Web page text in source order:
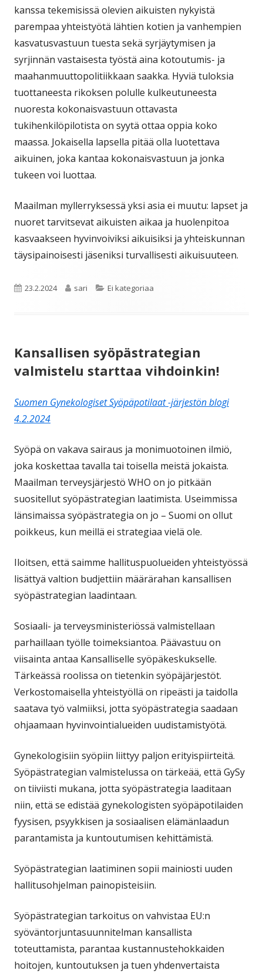
kanssa tekemisissä olevien aikuisten nykyistä
parempaa yhteistyötä lähtien kotien ja vanhempien
kasvatusvastuun tuesta sekä syrjäytymisen ja
syrjinnän vastaisesta työstä aina kotoutumis- ja
maahanmuuttopolitiikkaan saakka. Hyviä tuloksia
tuottaneesta rikoksen polulle kulkeutuneesta
nuoresta kokonaisvastuun ottavasta
tukihenkilöpilotista on syytä ottaa oppia koko
maassa. Jokaisella lapsella pitää olla luotettava
aikuinen, joka kantaa kokonaisvastuun ja jonka
tukeen voi luottaa.
Maailman myllerryksessä yksi asia ei muutu: lapset ja
nuoret tarvitsevat aikuisten aikaa ja huolenpitoa
kasvaakseen hyvinvoiviksi aikuisiksi ja yhteiskunnan
täysipainoisesti jäseniksi turvallisesti aikuisuuteen.
Julkaistu
23.2.2024 Kirjoittaja
sari Kategoriat
Ei kategoriaa
Kansallisen syöpästrategian
valmistelu starttaa vihdoinkin!
Suomen Gynekologiset Syöpäpotilaat -järjestön blogi
4.2.2024
Syöpä on vakava sairaus ja monimuotoinen ilmiö,
joka koskettaa tavalla tai toisella meistä jokaista.
Maailman terveysjärjestö WHO on jo pitkään
suositellut syöpästrategian laatimista. Useimmissa
länsimaissa syöpästrategia on jo – Suomi on ollut
poikkeus, kun meillä ei strategiaa vielä ole.
Iloitsen, että saimme hallituspuolueiden yhteistyössä
lisättyä valtion budjettiin määrärahan kansallisen
syöpästrategian laadintaan.
Sosiaali- ja terveysministeriössä valmistellaan
parhaillaan työlle toimeksiantoa. Päävastuu on
viisainta antaa Kansalliselle syöpäkeskukselle.
Tärkeässä roolissa on tietenkin syöpäjärjestöt.
Verkostomaisella yhteistyöllä on ripeästi ja taidolla
saatava työ valmiiksi, jotta syöpästrategia saadaan
ohjaamaan hyvinvointialueiden uudistamistyötä.
Gynekologisiin syöpiin liittyy paljon erityispiirteitä.
Syöpästrategian valmistelussa on tärkeää, että GySy
on tiiviisti mukana, jotta syöpästrategia laaditaan
niin, että se edistää gynekologisten syöpäpotilaiden
fyysisen, psyykkisen ja sosiaalisen elämänlaadun
parantamista ja kuntoutumisen kehittämistä.
Syöpästrategian laatiminen sopii mainiosti uuden
hallitusohjelman painopisteisiin.
Syöpästrategian tarkoitus on vahvistaa EU:n
syöväntorjuntasuunnitelman kansallista
toteuttamista, parantaa kustannustehokkaiden
hoitojen, kuntoutuksen ja tuen yhdenvertaista